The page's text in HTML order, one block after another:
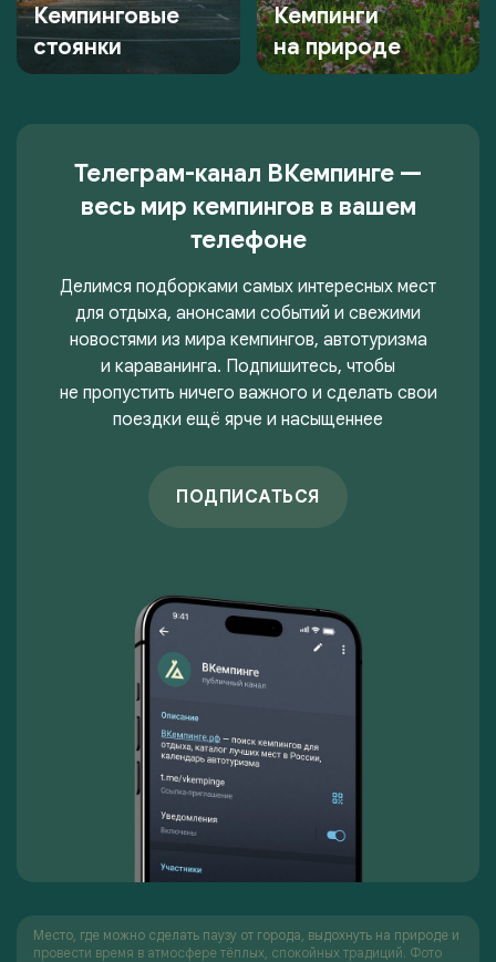
Кемпинговые
стоянки
Кемпинги
на природе
Телеграм-канал ВКемпинге —
весь мир кемпингов в вашем
телефоне
Делимся подборками самых интересных мест
для отдыха, анонсами событий и свежими
новостями из мира кемпингов, автотуризма
и караванинга. Подпишитесь, чтобы
не пропустить ничего важного и сделать свои
поездки ещё ярче и насыщеннее
ПОДПИСАТЬСЯ
Место, где можно сделать паузу от города, выдохнуть на природе и
провести время в атмосфере тёплых, спокойных традиций. Фото